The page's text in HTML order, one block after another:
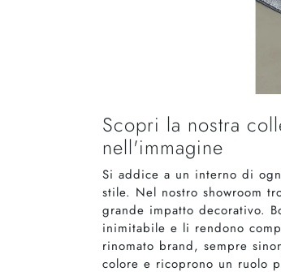
Scopri la nostra
nell'immagine
Si addice a un interno di
stile. Nel nostro showroom
grande impatto decorativo.
inimitabile e li rendono
rinomato brand, sempre
colore e ricoprono un ruolo